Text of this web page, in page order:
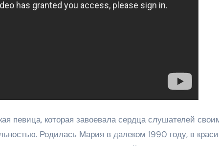
певица, которая завоевала сердца слушателей
Родилась Мария в далеком 1990 году, в